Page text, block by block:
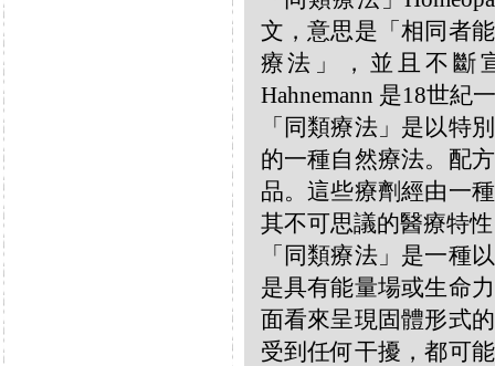
文，意思是「相同者
療法」，並且不斷
Hahnemann 是18世紀
「同類療法」是以特
的一種自然療法。配
品。這些療劑經由一
其不可思議的醫療特
「同類療法」是一種
是具有能量場或生命
面看來呈現固體形式
受到任何干擾，都可